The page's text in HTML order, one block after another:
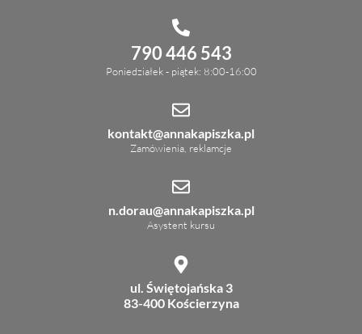
790 446 543
Poniedziałek - piątek: 8:00-16:00
kontakt@annakapiszka.pl
Zamówienia, reklamcje
n.dorau@annakapiszka.pl
Asystent kursu
ul. Świętojańska 3
83-400 Kościerzyna